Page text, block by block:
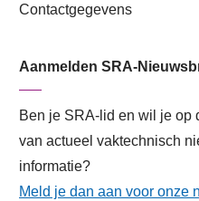
Contactgegevens
Aanmelden SRA-
Ben je SRA-lid en wil je op
van actueel vaktechnisch
informatie?
Meld je dan aan voor onze